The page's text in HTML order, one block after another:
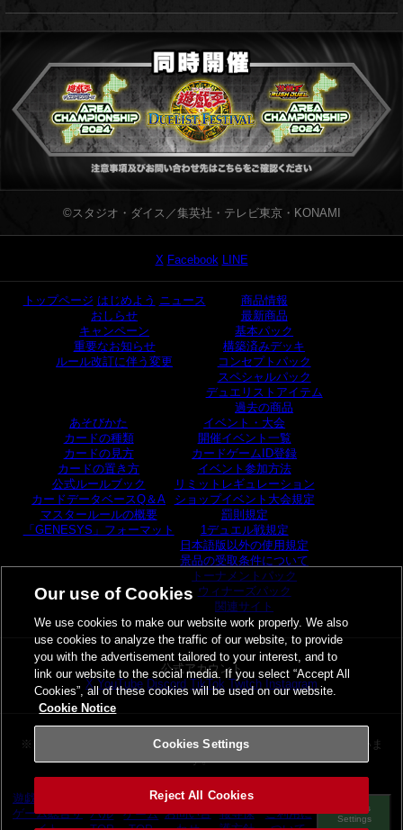
©スタジオ・ダイス／集英社・テレビ東京・KONAMI
X Facebook LINE
トップページ はじめよう ニュース
おしらせ
キャンペーン
重要なお知らせ
ルール改訂に伴う変更
商品情報
最新商品
基本パック
構築済みデッキ
コンセプトパック
スペシャルパック
デュエリストアイテム
過去の商品
あそびかた
カードの種類
カードの見方
カードの置き方
公式ルールブック
カードデータベースQ＆A
マスタールールの概要
「GENESYS」フォーマット
イベント・大会
開催イベント一覧
カードゲームID登録
イベント参加方法
リミットレギュレーション
ショップイベント大会規定
罰則規定
1デュエル戦規定
日本語版以外の使用規定
景品の受取条件について
トーナメントパック
ウィナーズパック
関連サイト
公式アカウント
X YouTube Discord TikTok Twitch Instagram
※当サイトの画像及び商品仕様は実際の商品と異なる場合がございま
す。
遊戯王カード
ゲーム総合サ バル
カード
ゲーム
その他の
お問い合
個人情
報等保
ご利用に
Cookies
Settings
Our use of Cookies
We use cookies to make our website work properly. We also
use cookies to analyze the traffic of our website, to provide
you with the advertisement tailored to your interest, and to
link our website to the social media. If you select “Accept All
Cookies”, all of these cookies will be used on our website.
Cookie Notice
Cookies Settings
Reject All Cookies